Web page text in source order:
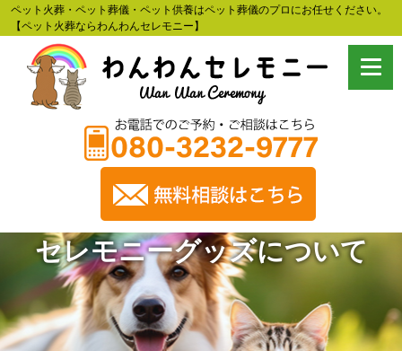
ペット火葬・ペット葬儀・ペット供養はペット葬儀のプロにお任せください。
【ペット火葬ならわんわんセレモニー】
セレモニーグッズについて